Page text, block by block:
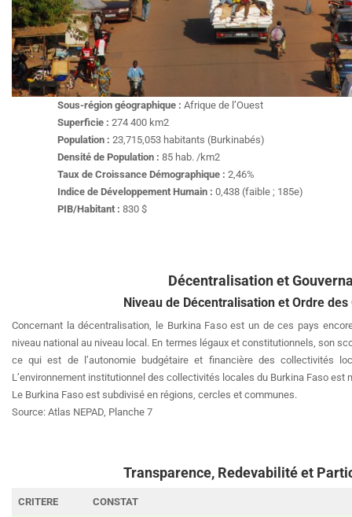
Sous-région géographique : Afrique de l’Ouest
Superficie : 274 400 km2
Population : 23,715,053 habitants (Burkinabés)
Densité de Population : 85 hab. /km2
Taux de Croissance Démographique : 2,46%
Indice de Développement Humain : 0,438 (faible ; 185e)
PIB/Habitant : 830 $
Décentralisation et
Niveau de Décentralisation et Ordre
Concernant la décentralisation, le Burkina Faso est un de ces pays
niveau national au niveau local. En termes légaux et constitutionnels, son
ce qui est de l’autonomie budgétaire et financière des collectivités
L’environnement institutionnel des collectivités locales du Burkina Faso
Le Burkina Faso est subdivisé en régions, cercles et communes.
Source: Atlas NEPAD, Planche 7
Transparence, Redevabilité et
CRITERE CONSTAT